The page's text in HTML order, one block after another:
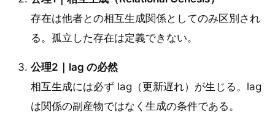
存在は他者との相互生成関係としてのみ区別され
る。孤立した存在は定義できない。
公理2｜lag の必然
相互生成には必ず lag（更新遅れ）が生じる。lag
は関係の副産物ではなく生成の条件である。